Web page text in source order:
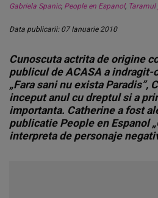
Gabriela Spanic, People en Espanol,
Data publicarii: 07 Ianuarie 2010
Cunoscuta actrita de origine
publicul de ACASA a
„Fara sani nu exista Paradis”,
inceput anul cu dreptul si a
importanta. Catherine a fost
publicatie People en Espanol
interpreta de personaje